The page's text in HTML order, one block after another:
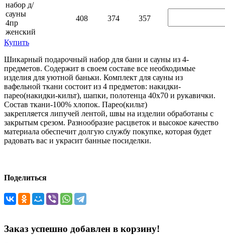
набор д/
сауны
4пр
женский
408 374 357
Купить
Шикарный подарочный набор для бани и сауны из 4-
предметов. Содержит в своем составе все необходимые
изделия для уютной баньки. Комплект для сауны из
вафельной ткани состоит из 4 предметов: накидки-
парео(накидки-кильт), шапки, полотенца 40х70 и рукавички.
Состав ткани-100% хлопок. Парео(кильт)
закрепляется липучей лентой, швы на изделии обработаны с
закрытым срезом. Разнообразие расцветок и высокое качество
материала обеспечит долгую службу покупке, которая будет
радовать вас и украсит банные посиделки.
Поделиться
Заказ успешно добавлен в корзину!